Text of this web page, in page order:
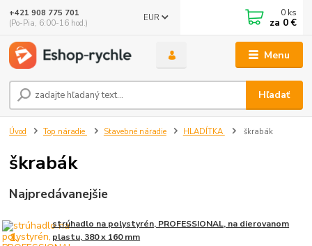
Menu
EUR
Hľadať
+421 908 775 701
(Po-Pia, 6:00-16 hod.)
0 ks
za 0 €
Úvod Top náradie Stavebné náradie HLADÍTKA škrabák
škrabák
Najpredávanejšie
1.
strúhadlo na polystyrén, PROFESSIONAL, na dierovanom
plastu, 380 x 160 mm